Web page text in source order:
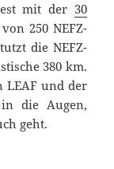
mit der 30
von 250 NEFZ-
die NEFZ-
380 km.
LEAF und der
die Augen,
geht.